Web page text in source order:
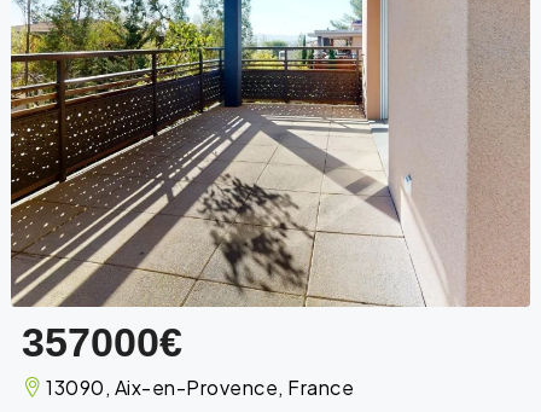
357000€
13090, Aix-en-Provence, France